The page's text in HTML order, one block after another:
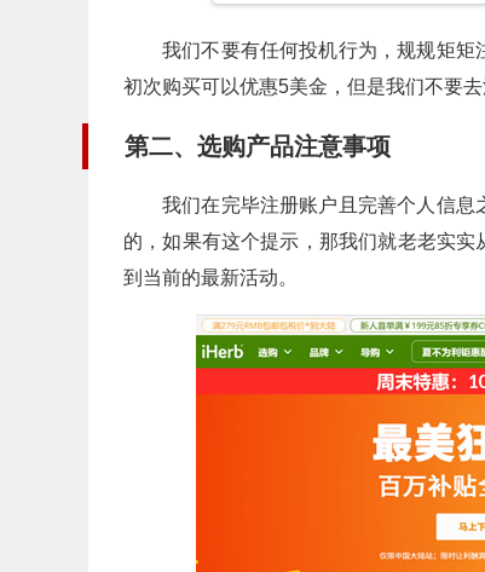
我们不要有任何投机行为，规规矩
初次购买可以优惠5美金，但是我们不要
第二、选购产品注意事项
我们在完毕注册账户且完善个人信
的，如果有这个提示，那我们就老老实
到当前的最新活动。